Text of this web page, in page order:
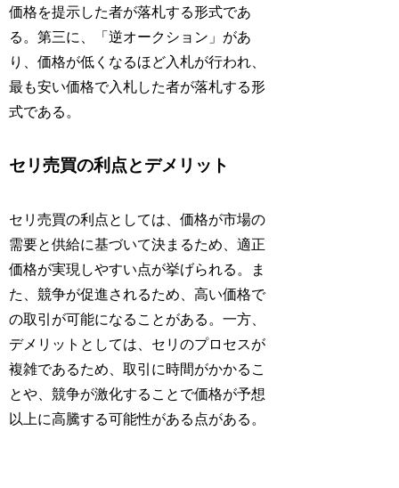
価格を提示した者が落札する形式であ
る。第三に、「逆オークション」があ
り、価格が低くなるほど入札が行われ、
最も安い価格で入札した者が落札する形
式である。
セリ売買の利点とデメリット
セリ売買の利点としては、価格が市場の
需要と供給に基づいて決まるため、適正
価格が実現しやすい点が挙げられる。ま
た、競争が促進されるため、高い価格で
の取引が可能になることがある。一方、
デメリットとしては、セリのプロセスが
複雑であるため、取引に時間がかかるこ
とや、競争が激化することで価格が予想
以上に高騰する可能性がある点がある。